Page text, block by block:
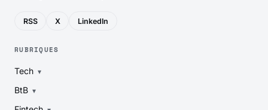
RSS X LinkedIn
RUBRIQUES
Tech
BtB